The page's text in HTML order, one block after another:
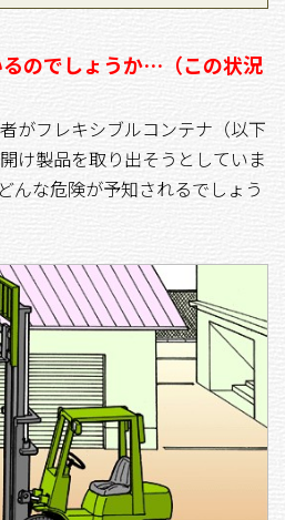
のでしょうか…（この状況
がフレキシブルコンテナ（以下
け製品を取り出そうとしていま
んな危険が予知されるでしょう